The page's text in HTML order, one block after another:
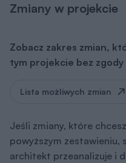
Zmiany w projekcie
Zobacz zakres zmian,
tym projekcie bez
Lista możliwych zmian
Jeśli zmiany, które
powyższym zestawieniu,
architekt przeanalizuje i